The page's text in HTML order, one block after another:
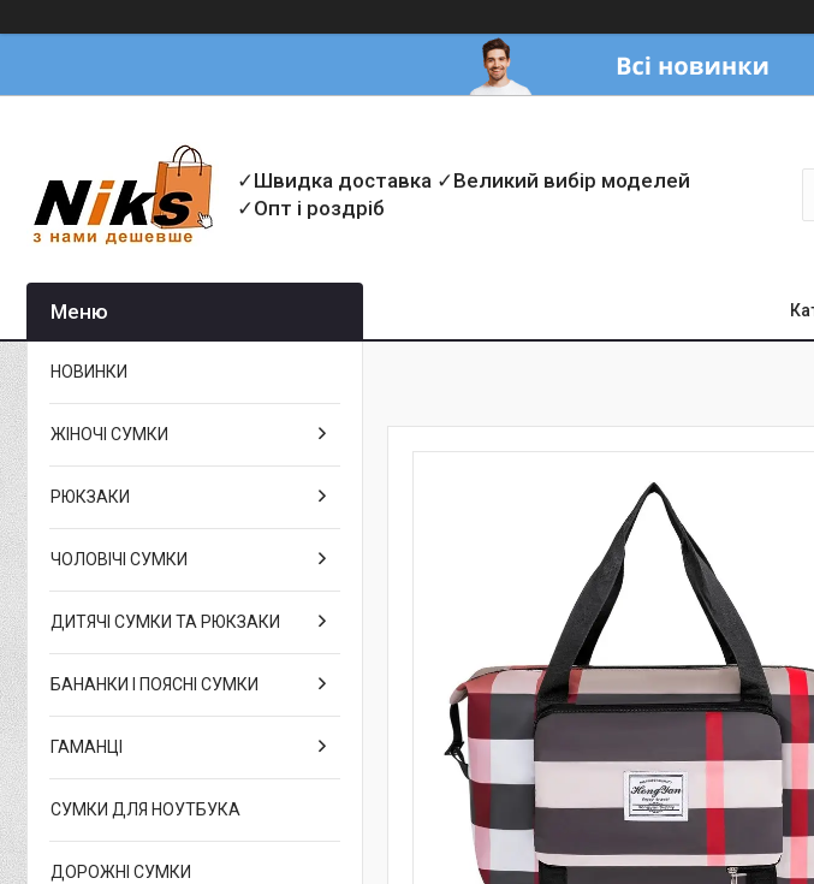
✓Швидка доставка ✓Великий вибір моделей
✓Опт і роздріб
НОВИНКИ
ЖІНОЧІ СУМКИ
РЮКЗАКИ
ЧОЛОВІЧІ СУМКИ
ДИТЯЧІ СУМКИ ТА РЮКЗАКИ
БАНАНКИ І ПОЯСНІ СУМКИ
ГАМАНЦІ
СУМКИ ДЛЯ НОУТБУКА
ДОРОЖНІ СУМКИ